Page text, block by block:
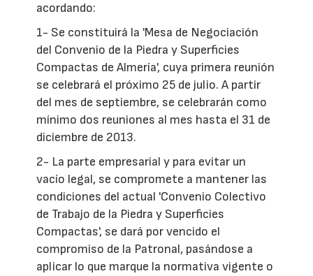
acordando:
1- Se constituirá la 'Mesa de Negociación
del Convenio de la Piedra y Superficies
Compactas de Almería', cuya primera reunión
se celebrará el próximo 25 de julio. A partir
del mes de septiembre, se celebrarán como
mínimo dos reuniones al mes hasta el 31 de
diciembre de 2013.
2- La parte empresarial y para evitar un
vacío legal, se compromete a mantener las
condiciones del actual 'Convenio Colectivo
de Trabajo de la Piedra y Superficies
Compactas', se dará por vencido el
compromiso de la Patronal, pasándose a
aplicar lo que marque la normativa vigente o